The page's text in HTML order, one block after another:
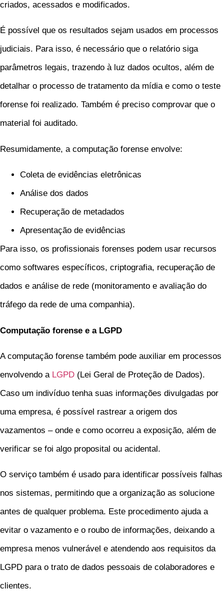
criados, acessados e modificados.
É possível que os resultados sejam usados em processos
judiciais. Para isso, é necessário que o relatório siga
parâmetros legais, trazendo à luz dados ocultos, além de
detalhar o processo de tratamento da mídia e como o teste
forense foi realizado. Também é preciso comprovar que o
material foi auditado.
Resumidamente, a computação forense envolve:
Coleta de evidências eletrônicas
Análise dos dados
Recuperação de metadados
Apresentação de evidências
Para isso, os profissionais forenses podem usar recursos
como softwares específicos, criptografia, recuperação de
dados e análise de rede (monitoramento e avaliação do
tráfego da rede de uma companhia).
Computação forense e a LGPD
A computação forense também pode auxiliar em processos
envolvendo a LGPD (Lei Geral de Proteção de Dados).
Caso um indivíduo tenha suas informações divulgadas por
uma empresa, é possível rastrear a origem dos
vazamentos – onde e como ocorreu a exposição, além de
verificar se foi algo proposital ou acidental.
O serviço também é usado para identificar possíveis falhas
nos sistemas, permitindo que a organização as solucione
antes de qualquer problema. Este procedimento ajuda a
evitar o vazamento e o roubo de informações, deixando a
empresa menos vulnerável e atendendo aos requisitos da
LGPD para o trato de dados pessoais de colaboradores e
clientes.